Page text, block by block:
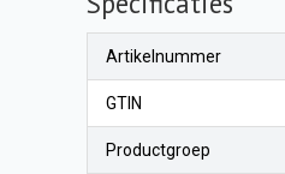
Artikelnummer
GTIN
Productgroep